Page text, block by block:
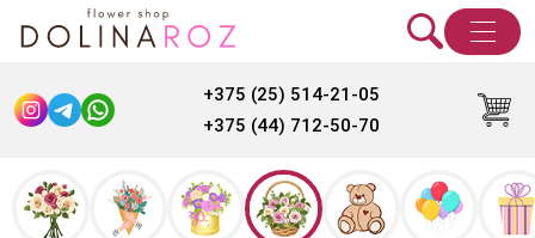
+375 (25) 514-21-05
+375 (44) 712-50-70